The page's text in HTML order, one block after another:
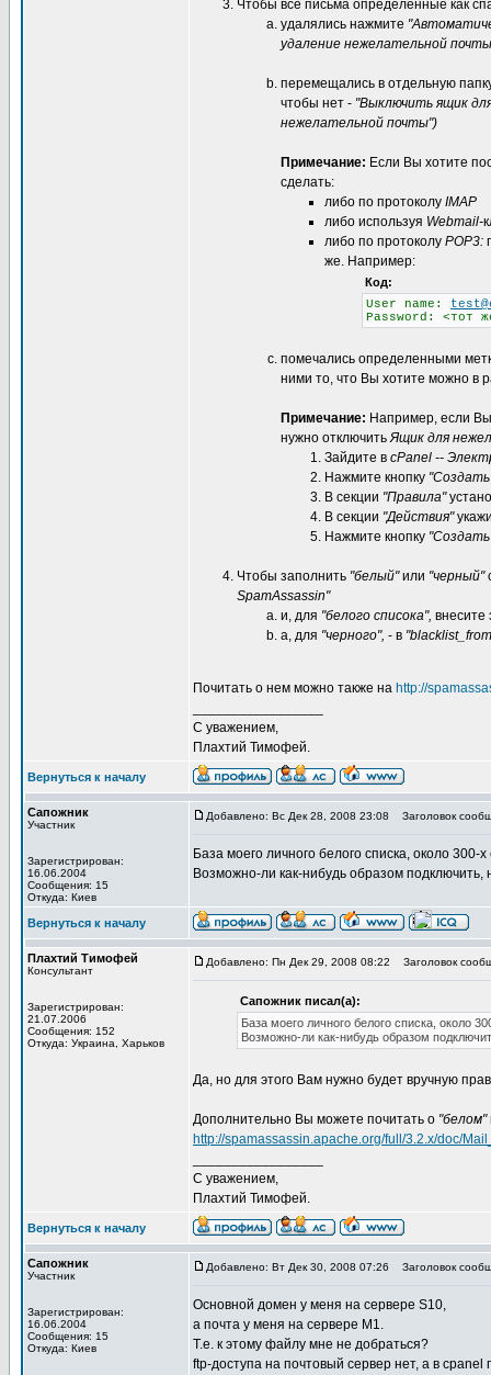
Чтобы все письма определенные как
удалялись нажмите
удаление нежелательной
перемещались в отдельную
чтобы нет - "Выключить ящик
нежелательной почты")
Примечание: Если Вы хотите
сделать:
либо по протоколу IMAP
либо используя Webmail-
либо по протоколу POP3:
же. Например:
Код:
User name:
Password: <тот
помечались определенными
ними то, что Вы хотите можно в
Примечание: Например, если
нужно отключитьЯщик для
Зайдите в cPanel --
Нажмите кнопку
В секции "Правила"
В секции "Действия"
Нажмите кнопку
Чтобы заполнить "белый"или "черный"
SpamAssassin"
и, для "белого списока", внесите
а, для "черного", - в
Почитать о нем можно также на http://
С уважением,
Плахтий Тимофей.
Вернуться к началу
Сапожник
Участник
Зарегистрирован:
16.06.2004
Сообщения: 15
Откуда: Киев
Добавлено: Вс Дек 28, 2008 23:08 Заголовок
База моего личного белого списка, около 300-
Возможно-ли как-нибудь образом
Вернуться к началу
Плахтий Тимофей
Консультант
Зарегистрирован:
21.07.2006
Сообщения: 152
Откуда: Украина, Харьков
Добавлено: Пн Дек 29, 2008 08:22 Заголовок
Сапожник писал(а):
База моего личного белого списка, около
Возможно-ли как-нибудь образом
Да, но для этого Вам нужно будет вручную
Дополнительно Вы можете почитать о "белом"
http://spamassassin.apache.org/full/3.2.x/doc/
С уважением,
Плахтий Тимофей.
Вернуться к началу
Сапожник
Участник
Зарегистрирован:
16.06.2004
Сообщения: 15
Откуда: Киев
Добавлено: Вт Дек 30, 2008 07:26 Заголовок
Основной домен у меня на сервере S10,
а почта у меня на сервере M1.
Т.е. к этому файлу мне не добраться?
ftp-доступа на почтовый сервер нет, а в